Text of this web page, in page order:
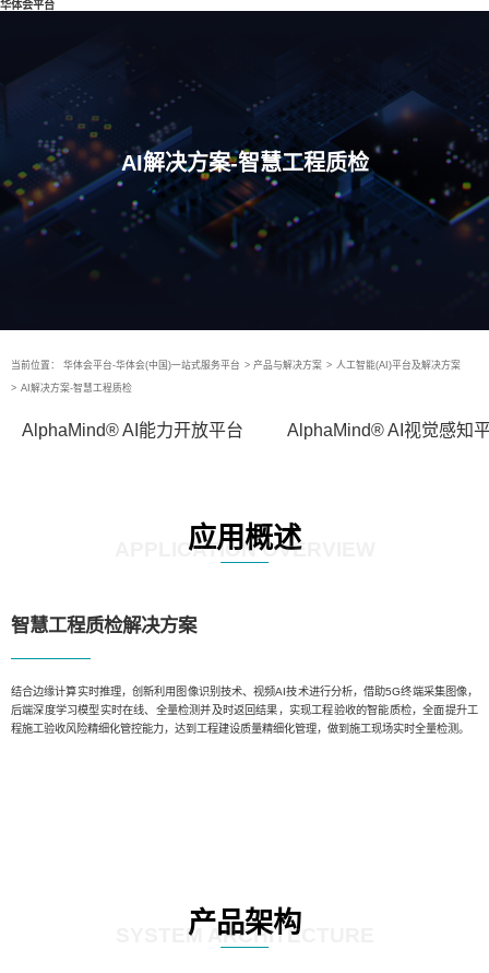
华体会平台
AI解决方案-智慧工程质检
当前位置： 华体会平台-华体会(中国)一站式服务平台 > 产品与解决方案 > 人工智能(AI)平台及解决方案
> AI解决方案-智慧工程质检
AlphaMind® AI能力开放平台 AlphaMind® AI视觉感知
应用概述
APPLICATION OVERVIEW
智慧工程质检解决方案
结合边缘计算实时推理，创新利用图像识别技术、视频AI技术进行分析，借助5G终端采集图像，
后端深度学习模型实时在线、全量检测并及时返回结果，实现工程验收的智能质检，全面提升工
程施工验收风险精细化管控能力，达到工程建设质量精细化管理，做到施工现场实时全量检测。
产品架构
SYSTEM ARCHITECTURE